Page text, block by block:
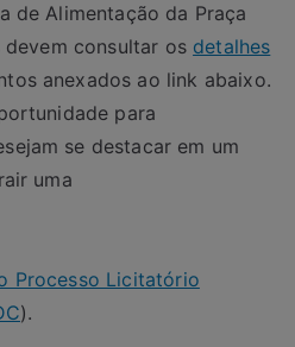
de Alimentação da Praça
consultar os detalhes
anexados ao link abaixo.
para
se destacar em um
uma
Processo Licitatório
).